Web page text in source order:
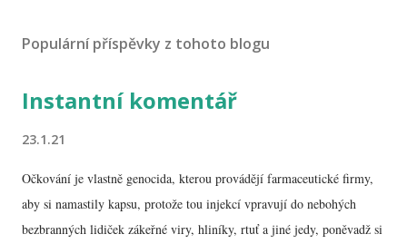
o
n
o
a
t
Populární příspěvky z tohoto blogu
Instantní komentář
23.1.21
Očkování je vlastně genocida, kterou provádějí farmaceutické firmy,
aby si namastily kapsu, protože tou injekcí vpravují do nebohých
bezbranných lidiček zákeřné viry, hliníky, rtuť a jiné jedy, poněvadž si